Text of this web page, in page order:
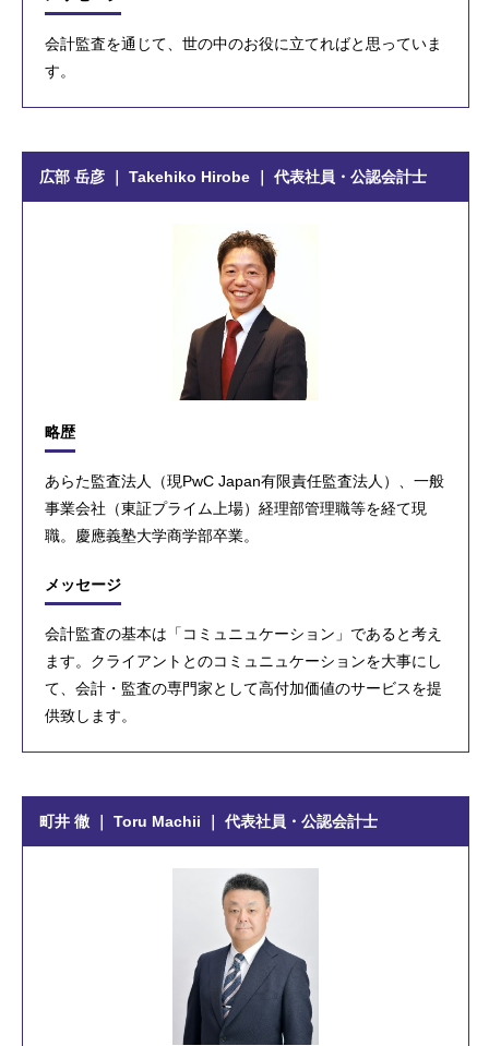
会計監査を通じて、世の中のお役に立てればと思っていま
す。
広部 岳彦 ｜ Takehiko Hirobe ｜ 代表社員・公認会計士
略歴
あらた監査法人（現PwC Japan有限責任監査法人）、一般
事業会社（東証プライム上場）経理部管理職等を経て現
職。慶應義塾大学商学部卒業。
メッセージ
会計監査の基本は「コミュニュケーション」であると考え
ます。クライアントとのコミュニュケーションを大事にし
て、会計・監査の専門家として高付加価値のサービスを提
供致します。
町井 徹 ｜ Toru Machii ｜ 代表社員・公認会計士